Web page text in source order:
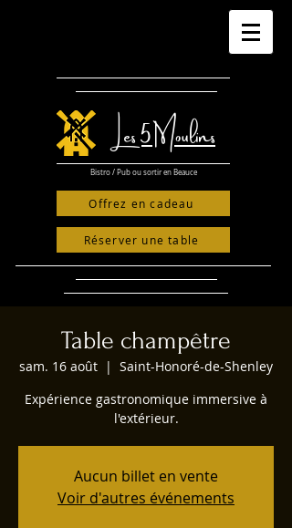
​Les 5 Moulins
Bistro / Pub ou sortir en Beauce
Offrez en cadeau
Réserver une table
Table champêtre
sam. 16 août
  |
Saint-Honoré-de-Shenley
Expérience gastronomique immersive à
l'extérieur.
Aucun billet en vente
Voir d'autres événements